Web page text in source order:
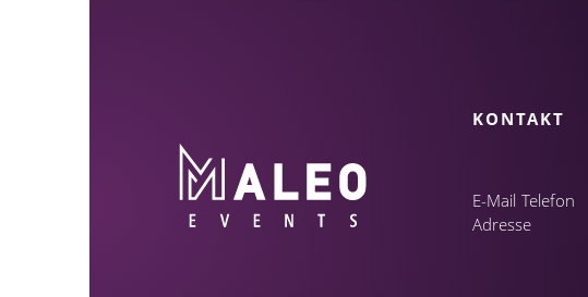
KONTAKT
E-Mail Telefon
Adresse